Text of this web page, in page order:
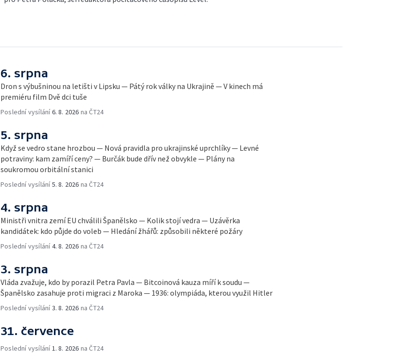
6. srpna
Dron s výbušninou na letišti v Lipsku — Pátý rok války na Ukrajině — V kinech má
premiéru film Dvě dci tuše
Poslední vysílání6. 8. 2026 na ČT24
5. srpna
Když se vedro stane hrozbou — Nová pravidla pro ukrajinské uprchlíky — Levné
potraviny: kam zamíří ceny? — Burčák bude dřív než obvykle — Plány na
soukromou orbitální stanici
Poslední vysílání5. 8. 2026 na ČT24
4. srpna
Ministři vnitra zemí EU chválili Španělsko — Kolik stojí vedra — Uzávěrka
kandidátek: kdo půjde do voleb — Hledání žhářů: způsobili některé požáry
Poslední vysílání4. 8. 2026 na ČT24
3. srpna
Vláda zvažuje, kdo by porazil Petra Pavla — Bitcoinová kauza míří k soudu —
Španělsko zasahuje proti migraci z Maroka — 1936: olympiáda, kterou využil Hitler
Poslední vysílání3. 8. 2026 na ČT24
31. července
Poslední vysílání1. 8. 2026 na ČT24